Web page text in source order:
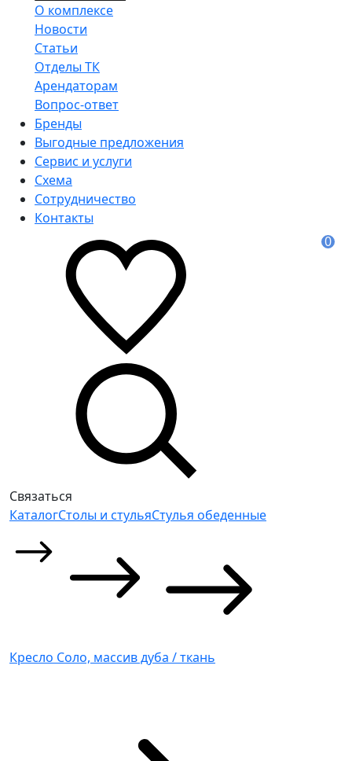
О комплексе
Новости
Статьи
Отделы ТК
Арендаторам
Вопрос-ответ
Бренды
Выгодные предложения
Сервис и услуги
Схема
Сотрудничество
Контакты
0
Связаться
КаталогСтолы и стульяСтулья обеденные
Кресло Соло, массив дуба / ткань